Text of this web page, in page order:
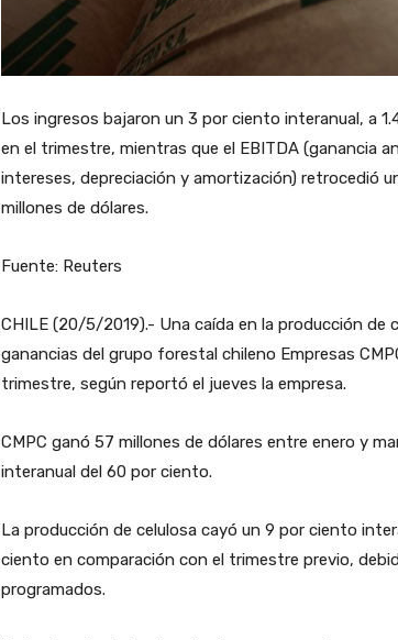
Los ingresos bajaron un 3 por ciento interanual, a
en el trimestre, mientras que el EBITDA (ganancia
intereses, depreciación y amortización) retrocedió
millones de dólares.
Fuente: Reuters
CHILE (20/5/2019).- Una caída en la producción de
ganancias del grupo forestal chileno Empresas
trimestre, según reportó el jueves la empresa.
CMPC ganó 57 millones de dólares entre enero y
interanual del 60 por ciento.
La producción de celulosa cayó un 9 por ciento
ciento en comparación con el trimestre previo,
programados.